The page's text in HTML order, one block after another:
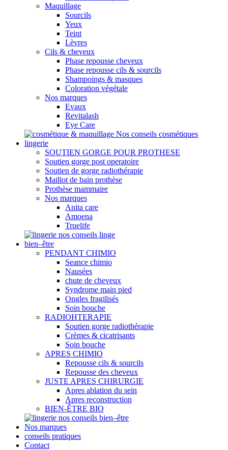
Maquillage
Sourcils
Yeux
Teint
Lèvres
Cils & cheveux
Phase repousse cheveux
Phase repousse cils & sourcils
Shampoings & masques
Coloration végétale
Nos marques
Evaux
Revitalash
Eye Care
Nos conseils cosmétiques
lingerie
SOUTIEN GORGE POUR PROTHESE
Soutien gorge post operatoire
Soutien de gorge radiothérapie
Maillot de bain prothèse
Prothèse mammaire
Nos marques
Anita care
Amoena
Truelife
nos conseils linge
bien–être
PENDANT CHIMIO
Seance chimio
Nausées
chute de cheveux
Syndrome main pied
Ongles fragilisés
Soin bouche
RADIOHTERAPIE
Soutien gorge radiothérapie
Crèmes & cicatrisants
Soin bouche
APRES CHIMIO
Repousse cils & sourcils
Repousse des cheveux
JUSTE APRES CHIRURGIE
Apres ablation du sein
Apres reconstruction
BIEN-ÊTRE BIO
nos conseils bien–être
Nos marques
conseils pratiques
Contact